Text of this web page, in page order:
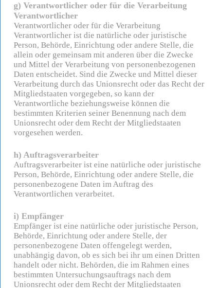
g) Verantwortlicher oder für die Verarbeitung
Verantwortlicher
Verantwortlicher oder für die Verarbeitung
Verantwortlicher ist die natürliche oder juristische
Person, Behörde, Einrichtung oder andere Stelle, die
allein oder gemeinsam mit anderen über die Zwecke
und Mittel der Verarbeitung von personenbezogenen
Daten entscheidet. Sind die Zwecke und Mittel dieser
Verarbeitung durch das Unionsrecht oder das Recht der
Mitgliedstaaten vorgegeben, so kann der
Verantwortliche beziehungsweise können die
bestimmten Kriterien seiner Benennung nach dem
Unionsrecht oder dem Recht der Mitgliedstaaten
vorgesehen werden.
h) Auftragsverarbeiter
Auftragsverarbeiter ist eine natürliche oder juristische
Person, Behörde, Einrichtung oder andere Stelle, die
personenbezogene Daten im Auftrag des
Verantwortlichen verarbeitet.
i) Empfänger
Empfänger ist eine natürliche oder juristische Person,
Behörde, Einrichtung oder andere Stelle, der
personenbezogene Daten offengelegt werden,
unabhängig davon, ob es sich bei ihr um einen Dritten
handelt oder nicht. Behörden, die im Rahmen eines
bestimmten Untersuchungsauftrags nach dem
Unionsrecht oder dem Recht der Mitgliedstaaten